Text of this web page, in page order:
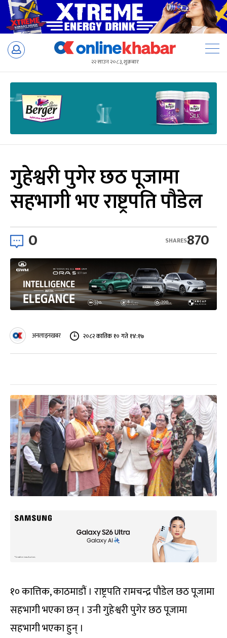
Skip
२२ साउन २०८३, शुक्रबार
गुहेश्वरी पुगेर छठ पूजामा
सहभागी भए राष्ट्रपति पौडेल
0 870
SHARES
अनलाइनखबर २०८२ कात्तिक १० गते १४:१७
१० कात्तिक, काठमाडौं । राष्ट्रपति रामचन्द्र पौडेल छठ पूजामा
सहभागी भएका छन् । उनी गुहेश्वरी पुगेर छठ पूजामा
सहभागी भएका हुन् ।